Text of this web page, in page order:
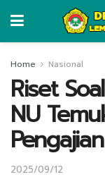
Home Nasional
Riset
NU
2025/09/12